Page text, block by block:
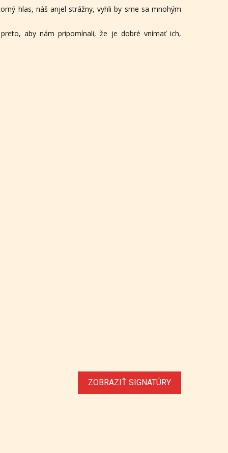
hlas, náš anjel strážny, vyhli by sme sa mnohým
aby nám pripomínali, že je dobré vnímať ich,
ZOBRAZIŤ SIGNATÚRY